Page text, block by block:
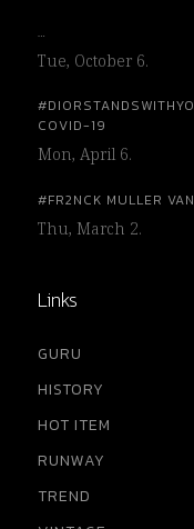
…
Tue, October 6.
COVID-19
Mon, April 6.
#FR2NCK MULLER
Thu, March 2.
Links
GURU
HISTORY
HOT ITEM
RUNWAY
TREND